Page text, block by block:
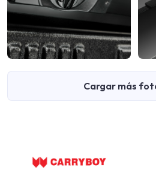
Cargar más